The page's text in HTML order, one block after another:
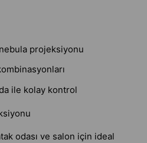
projeksiyonu
ile kolay kontrol
odası ve salon için ideal